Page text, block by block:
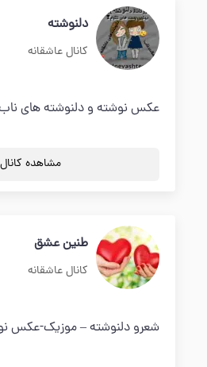
دلنوشته
کانال عاشقانه
عکس نوشته و دلنوشته های
مشاهده کانال
طنین عشق
کانال عاشقانه
شعرو دلنوشته – موزیک-عکس